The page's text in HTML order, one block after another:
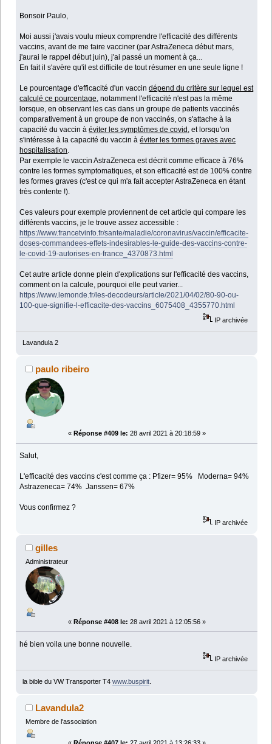
Bonsoir Paulo,
Moi aussi j'avais voulu mieux comprendre l'efficacité des différents
vaccins, avant de me faire vacciner (par AstraZeneca début mars,
j'aurai le rappel début juin), j'ai passé un moment à ça...
En fait il s'avère qu'il est difficile de tout résumer en une seule ligne !
Le pourcentage d'efficacité d'un vaccindépend du critère sur lequel est
calculé ce pourcentage , notamment l'efficacité n'est pas la même
lorsque, en observant les cas dans un groupe de patients vaccinés
comparativement à un groupe de non vaccinés, on s'attache à la
capacité du vaccin àéviter les symptômes de covid , et lorsqu'on
s'intéresse à la capacité du vaccin àéviter les formes graves avec
hospitalisation
Par exemple le vaccin AstraZeneca est décrit comme efficace à 76%
contre les formes symptomatiques, et son efficacité est de 100% contre
les formes graves (c'est ce qui m'a fait accepter AstraZeneca en étant
très contente !).
Ces valeurs pour exemple proviennent de cet article qui compare les
différents vaccins, je le trouve assez accessible :
https://www.francetvinfo.fr/sante/maladie/coronavirus/vaccin/efficacite-
doses-commandees-effets-indesirables-le-guide-des-vaccins-contre-
le-covid-19-autorises-en-france_4370873.html
Cet autre article donne plein d'explications sur l'efficacité des vaccins,
comment on la calcule, pourquoi elle peut varier...
https://www.lemonde.fr/les-decodeurs/article/2021/04/02/80-90-ou-
100-que-signifie-l-efficacite-des-vaccins_6075408_4355770.html
IP archivée
Lavandula 2
paulo ribeiro
« Réponse #409 le: 28 avril 2021 à 20:18:59 »
Salut,
L'efficacité des vaccins c'est comme ça : Pfizer= 95% Moderna= 94%
Astrazeneca= 74% Janssen= 67%
Vous confirmez ?
IP archivée
gilles
Administrateur
« Réponse #408 le: 28 avril 2021 à 12:05:56 »
hé bien voila une bonne nouvelle.
IP archivée
la bible du VW Transporter T4 www.buspirit.
Lavandula2
Membre de l'association